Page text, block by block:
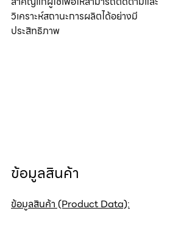
วิเคราะห์สถานะการผลิตได้อย่างมี
ประสิทธิภาพ
ข้อมูลสินค้า
ข้อมูลสินค้า (Product Data):